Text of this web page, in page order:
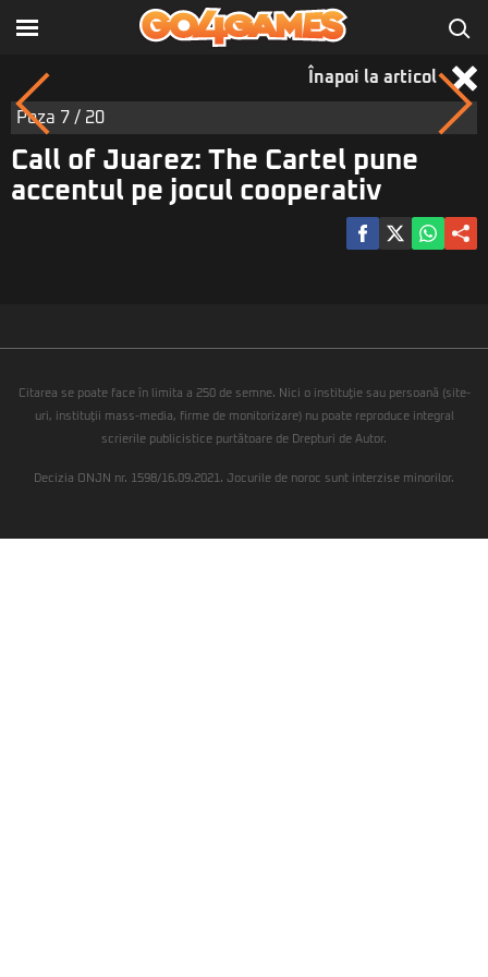
Înapoi la articol
Poza 7 / 20
Call of Juarez: The Cartel pune
accentul pe jocul cooperativ
Citarea se poate face în limita a 250 de semne. Nici o instituţie sau persoană (site-
uri, instituţii mass-media, firme de monitorizare) nu poate reproduce integral
scrierile publicistice purtătoare de Drepturi de Autor.
Decizia ONJN nr. 1598/16.09.2021. Jocurile de noroc sunt interzise minorilor.